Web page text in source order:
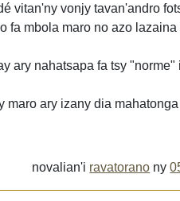
vitan'ny vonjy tavan'andro
fa mbola maro no azo
ary nahatsapa fa tsy
maro ary izany dia
novalian'i ravatorano ny